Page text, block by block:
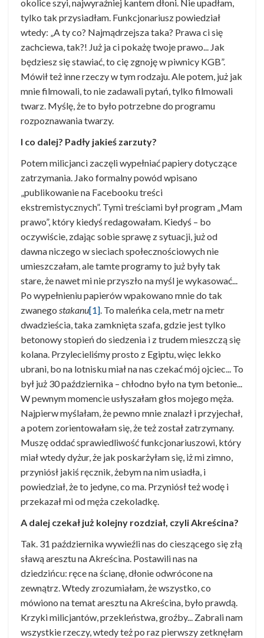
okolice szyi, najwyraźniej kantem dłoni. Nie upadłam,
tylko tak przysiadłam. Funkcjonariusz powiedział
wtedy: „A ty co? Najmądrzejsza taka? Prawa ci się
zachciewa, tak?! Już ja ci pokażę twoje prawo... Jak
będziesz się stawiać, to cię zgnoję w piwnicy KGB”.
Mówił też inne rzeczy w tym rodzaju. Ale potem, już jak
mnie filmowali, to nie zadawali pytań, tylko filmowali
twarz. Myślę, że to było potrzebne do programu
rozpoznawania twarzy.
I co dalej? Padły jakieś zarzuty?
Potem milicjanci zaczęli wypełniać papiery dotyczące
zatrzymania. Jako formalny powód wpisano
„publikowanie na Facebooku treści
ekstremistycznych”. Tymi treściami był program „Mam
prawo”, który kiedyś redagowałam. Kiedyś – bo
oczywiście, zdając sobie sprawę z sytuacji, już od
dawna niczego w sieciach społecznościowych nie
umieszczałam, ale tamte programy to już były tak
stare, że nawet mi nie przyszło na myśl je wykasować...
Po wypełnieniu papierów wpakowano mnie do tak
zwanego stakanu[1]. To maleńka cela, metr na metr
dwadzieścia, taka zamknięta szafa, gdzie jest tylko
betonowy stopień do siedzenia i z trudem mieszczą się
kolana. Przylecieliśmy prosto z Egiptu, więc lekko
ubrani, bo na lotnisku miał na nas czekać mój ojciec... To
był już 30 października – chłodno było na tym betonie...
W pewnym momencie usłyszałam głos mojego męża.
Najpierw myślałam, że pewno mnie znalazł i przyjechał,
a potem zorientowałam się, że też został zatrzymany.
Muszę oddać sprawiedliwość funkcjonariuszowi, który
miał wtedy dyżur, że jak poskarżyłam się, iż mi zimno,
przyniósł jakiś ręcznik, żebym na nim usiadła, i
powiedział, że to jedyne, co ma. Przyniósł też wodę i
przekazał mi od męża czekoladkę.
A dalej czekał już kolejny rozdział, czyli Akreścina?
Tak. 31 października wywieźli nas do cieszącego się złą
sławą aresztu na Akreścina. Postawili nas na
dziedzińcu: ręce na ścianę, dłonie odwrócone na
zewnątrz. Wtedy zrozumiałam, że wszystko, co
mówiono na temat aresztu na Akreścina, było prawdą.
Krzyki milicjantów, przekleństwa, groźby... Zabrali nam
wszystkie rzeczy, wtedy też po raz pierwszy zetknęłam